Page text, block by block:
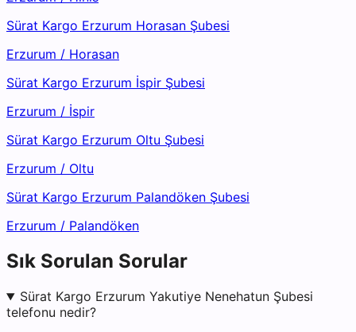
Sürat Kargo Erzurum Horasan Şubesi
Erzurum / Horasan
Sürat Kargo Erzurum İspir Şubesi
Erzurum / İspir
Sürat Kargo Erzurum Oltu Şubesi
Erzurum / Oltu
Sürat Kargo Erzurum Palandöken Şubesi
Erzurum / Palandöken
Sık Sorulan Sorular
Sürat Kargo Erzurum Yakutiye Nenehatun Şubesi
telefonu nedir?